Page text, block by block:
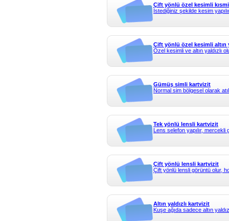
Çift yönlü özel kesimli
İstediğiniz şekilde kesim
Çift yönlü özel kesimli altın
Özel kesimli ve altın yaldızlı
Gümüş simli kartvizit
Normal sim bölgesel olarak
Tek yönlü lensli kartvizit
Lens selefon yapılır, mercekli
Çift yönlü lensli kartvizit
Çift yönlü lensli görüntü olur,
Altın yaldızlı kartvizit
Kuşe ağıda sadece altın